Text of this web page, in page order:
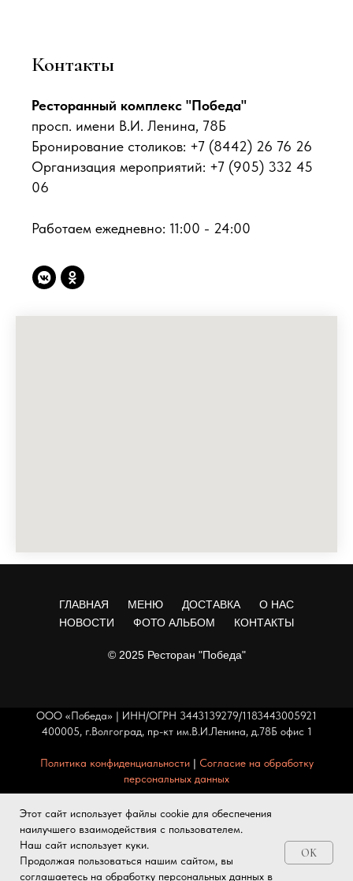
Контакты
Ресторанный комплекс "Победа"
просп. имени В.И. Ленина, 78Б
Бронирование столиков: +7 (8442) 26 76 26
Организация мероприятий: +7 (905) 332 45
06
Работаем ежедневно: 11:00 - 24:00
ГЛАВНАЯ МЕНЮ ДОСТАВКА
О НАС
НОВОСТИ
ФОТО АЛЬБОМ КОНТАКТЫ
© 2025 Ресторан "Победа"
ООО «Победа» | ИНН/ОГРН 3443139279/1183443005921
400005, г.Волгоград, пр-кт им.В.И.Ленина, д.78Б офис 1
Политика конфиденциальности | Согласие на обработку
персональных данных
размещенные данные носят информационный характер
и не являются публичной офертой.
Этот сайт использует файлы cookie для обеспечения
наилучшего взаимодействия с пользователем.
Наш сайт использует куки.
Продолжая пользоваться нашим сайтом, вы
соглашаетесь на обработку персональных данных в
OK